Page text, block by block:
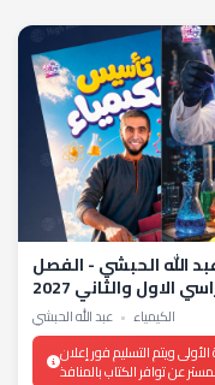
الله الحبشي - الفصل
الاول والثاني 2027
الكيمياء • عبد الله الحبشي
ويتم التسليم فور إعلان
عن توافر الكتاب بالمنافذ